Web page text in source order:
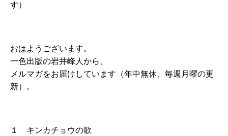
す）
おはようございます。
一色出版の岩井峰人から、
メルマガをお届けしています（年中無休、毎週月曜の更
新）。
１ キンカチョウの歌